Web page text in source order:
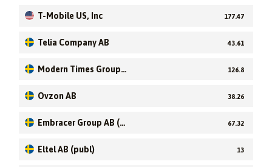
T-Mobile US, Inc 177.47
Telia Company AB 43.61
Modern Times Group
126.8
Ovzon AB 38.26
Embracer Group AB (p
67.32
Eltel AB (publ) 13